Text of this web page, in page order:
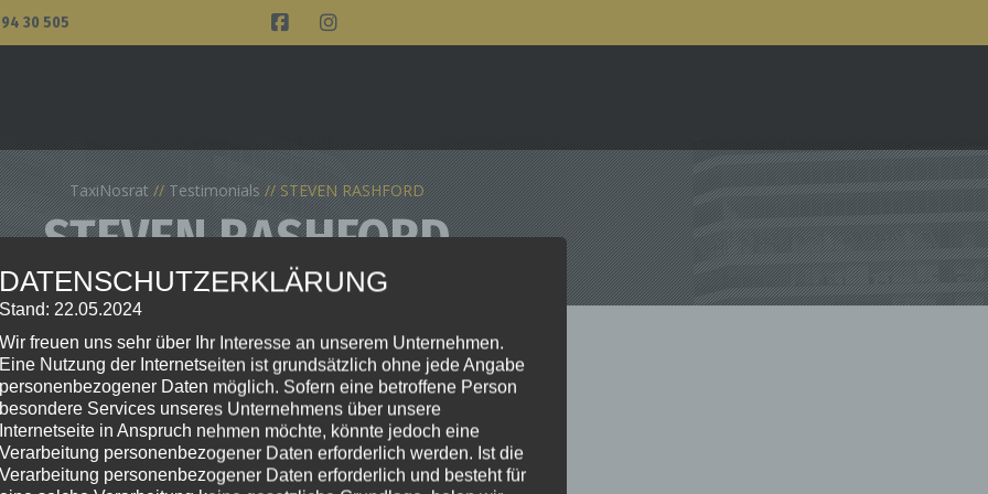
30 505
TaxiNosrat Testimonials STEVEN RASHFORD
STEVEN RASHFORD
Phasellus eros ligula, mattis id rutrum non,
DATENSCHUTZERKLÄRUNG
Stand: 22.05.2024
Wir freuen uns sehr über Ihr Interesse an unserem Unternehmen.
Eine Nutzung der Internetseiten ist grundsätzlich ohne jede Angabe
personenbezogener Daten möglich. Sofern eine betroffene Person
besondere Services unseres Unternehmens über unsere
Internetseite in Anspruch nehmen möchte, könnte jedoch eine
Verarbeitung personenbezogener Daten erforderlich werden. Ist die
Verarbeitung personenbezogener Daten erforderlich und besteht für